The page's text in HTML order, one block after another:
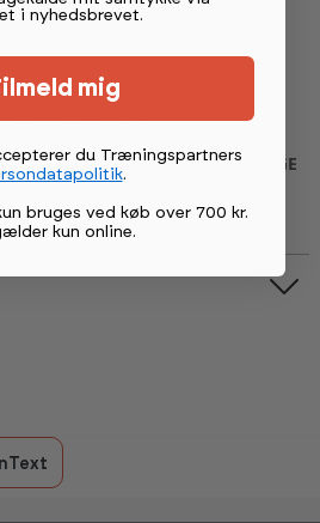
stationen, gør at den hurtigt og
x 152 cm (L*B)
ER KUN GÆLDENDE SÅ LÆNGE
i nyhedsbrevet.
mig
du Træningspartners
.
bruges ved køb over 700 kr.
kun online.